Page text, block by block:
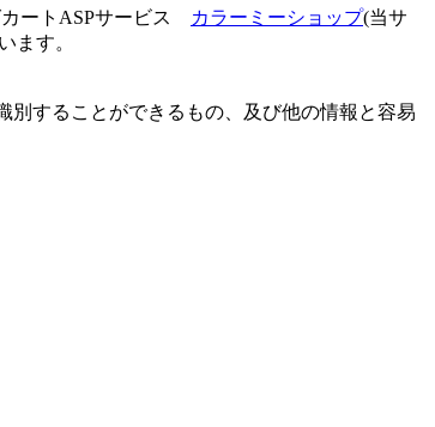
ートASPサービス カラーミーショップ(当サ
ます。
別することができるもの、及び他の情報と容易